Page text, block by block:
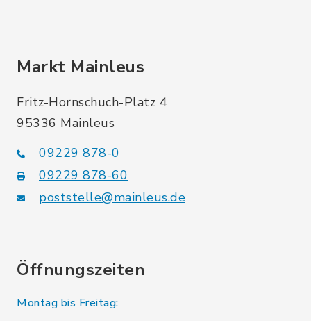
Markt Mainleus
Fritz-Hornschuch-Platz 4
95336 Mainleus
09229 878-0
09229 878-60
poststelle@mainleus.de
Öffnungszeiten
Montag bis Freitag: